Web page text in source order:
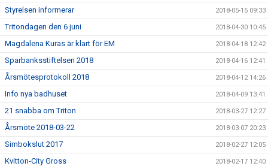
Styrelsen informerar 2018-05-15 09:33
Tritondagen den 6 juni 2018-04-30 10:45
Magdalena Kuras är klart för EM 2018-04-18 12:42
Sparbanksstiftelsen 2018 2018-04-16 12:41
Årsmötesprotokoll 2018 2018-04-12 14:26
Info nya badhuset 2018-04-09 13:41
21 snabba om Triton 2018-03-27 12:27
Årsmöte 2018-03-22 2018-03-07 20:23
Simbokslut 2017 2018-02-27 12:05
Kvitton-City Gross 2018-02-17 12:40